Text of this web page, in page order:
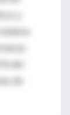
y
del
de